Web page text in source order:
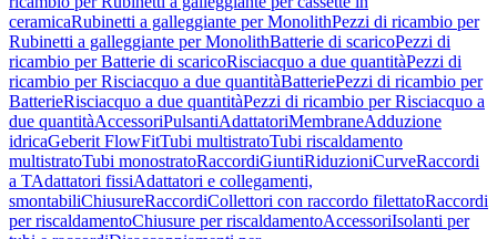
ceramicaRubinetti a galleggiante per MonolithPezzi di ricambio per
Rubinetti a galleggiante per MonolithBatterie di scaricoPezzi di
ricambio per Batterie di scaricoRisciacquo a due quantitàPezzi di
ricambio per Risciacquo a due quantitàBatteriePezzi di ricambio per
BatterieRisciacquo a due quantitàPezzi di ricambio per Risciacquo a
due quantitàAccessoriPulsantiAdattatoriMembraneAdduzione
idricaGeberit FlowFitTubi multistratoTubi riscaldamento
multistratoTubi monostratoRaccordiGiuntiRiduzioniCurveRaccordi
a TAdattatori fissiAdattatori e collegamenti,
smontabiliChiusureRaccordiCollettori con raccordo filettatoRaccordi
per riscaldamentoChiusure per riscaldamentoAccessoriIsolanti per